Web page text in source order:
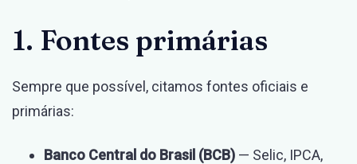
1. Fontes primárias
Sempre que possível, citamos fontes oficiais e
primárias:
Banco Central do Brasil (BCB) — Selic, IPCA,